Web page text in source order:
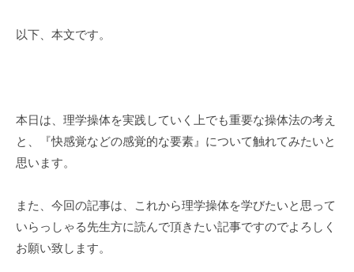
以下、本文です。
本日は、理学操体を実践していく上でも重要な操体法の考え
と、『快感覚などの感覚的な要素』について触れてみたいと
思います。
また、今回の記事は、これから理学操体を学びたいと思って
いらっしゃる先生方に読んで頂きたい記事ですのでよろしく
お願い致します。